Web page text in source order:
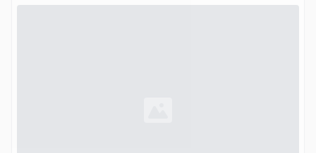
Schlummerfunktion, Sleeptimer, Meditationsinhalte,